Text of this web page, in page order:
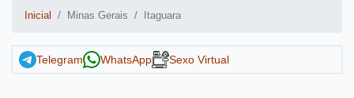
Inicial Minas Gerais Itaguara
Telegram WhatsApp Sexo Virtual